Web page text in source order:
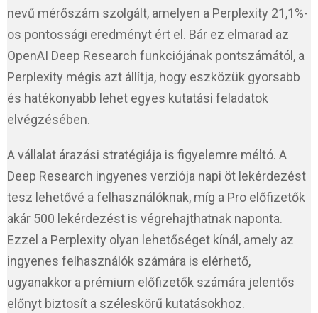
nevű mérőszám szolgált, amelyen a Perplexity 21,1%-
os pontossági eredményt ért el. Bár ez elmarad az
OpenAI Deep Research funkciójának pontszámától, a
Perplexity mégis azt állítja, hogy eszközük gyorsabb
és hatékonyabb lehet egyes kutatási feladatok
elvégzésében.
A vállalat árazási stratégiája is figyelemre méltó. A
Deep Research ingyenes verziója napi öt lekérdezést
tesz lehetővé a felhasználóknak, míg a Pro előfizetők
akár 500 lekérdezést is végrehajthatnak naponta.
Ezzel a Perplexity olyan lehetőséget kínál, amely az
ingyenes felhasználók számára is elérhető,
ugyanakkor a prémium előfizetők számára jelentős
előnyt biztosít a széleskörű kutatásokhoz.